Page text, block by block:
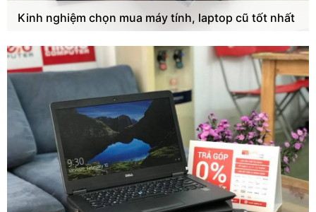
Kinh nghiệm chọn mua máy tính, laptop cũ tốt nhất